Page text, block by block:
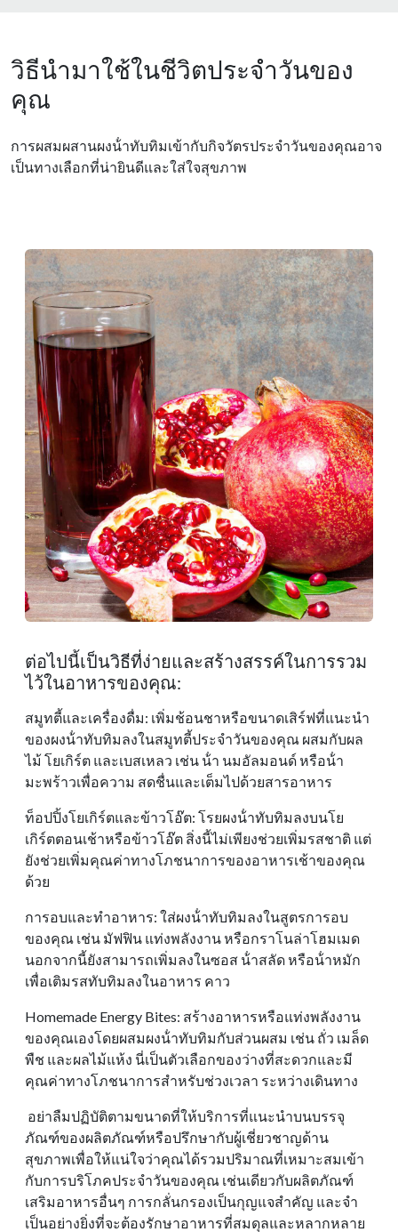
วิธีนำมาใช้ในชีวิตประจำวันของ
คุณ
การผสมผสานผงน้ําทับทิมเข้ากับกิจวัตรประจําวันของคุณอาจ
เป็นทางเลือกที่น่ายินดีและใส่ใจสุขภาพ
ต่อไปนี้เป็นวิธีที่ง่ายและสร้างสรรค์ในการรวม
ไว้ในอาหารของคุณ:
สมูทตี้และเครื่องดื่ม: เพิ่มช้อนชาหรือขนาดเสิร์ฟที่แนะนํา
ของผงน้ําทับทิมลงในสมูทตี้ประจําวันของคุณ ผสมกับผล
ไม้ โยเกิร์ต และเบสเหลว เช่น น้ํา นมอัลมอนด์ หรือน้ํา
มะพร้าวเพื่อความ สดชื่นและเต็มไปด้วยสารอาหาร
ท็อปปิ้งโยเกิร์ตและข้าวโอ๊ต: โรยผงน้ําทับทิมลงบนโย
เกิร์ตตอนเช้าหรือข้าวโอ๊ต สิ่งนี้ไม่เพียงช่วยเพิ่มรสชาติ แต่
ยังช่วยเพิ่มคุณค่าทางโภชนาการของอาหารเช้าของคุณ
ด้วย
การอบและทําอาหาร: ใส่ผงน้ําทับทิมลงในสูตรการอบ
ของคุณ เช่น มัฟฟิน แท่งพลังงาน หรือกราโนล่าโฮมเมด
นอกจากนี้ยังสามารถเพิ่มลงในซอส น้ําสลัด หรือน้ําหมัก
เพื่อเติมรสทับทิมลงในอาหาร คาว
Homemade Energy Bites: สร้างอาหารหรือแท่งพลังงาน
ของคุณเองโดยผสมผงน้ําทับทิมกับส่วนผสม เช่น ถั่ว เมล็ด
พืช และผลไม้แห้ง นี่เป็นตัวเลือกของว่างที่สะดวกและมี
คุณค่าทางโภชนาการสําหรับช่วงเวลา ระหว่างเดินทาง
อย่าลืมปฏิบัติตามขนาดที่ให้บริการที่แนะนําบนบรรจุ
ภัณฑ์ของผลิตภัณฑ์หรือปรึกษากับผู้เชี่ยวชาญด้าน
สุขภาพเพื่อให้แน่ใจว่าคุณได้รวมปริมาณที่เหมาะสมเข้า
กับการบริโภคประจําวันของคุณ เช่นเดียวกับผลิตภัณฑ์
เสริมอาหารอื่นๆ การกลั่นกรองเป็นกุญแจสําคัญ และจํา
เป็นอย่างยิ่งที่จะต้องรักษาอาหารที่สมดุลและหลากหลาย